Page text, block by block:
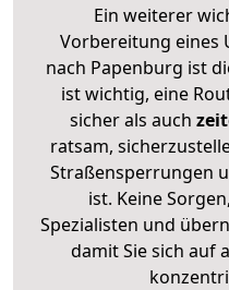
Ein weiterer
Vorbereitung eines
nach Papenburg ist
ist wichtig, eine
sicher als auch
ratsam,
Straßensperrungen
ist. Keine
Spezialisten und
damit Sie sich auf